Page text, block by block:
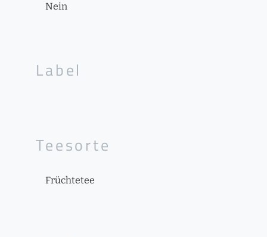
Nein
Label
Teesorte
Früchtetee